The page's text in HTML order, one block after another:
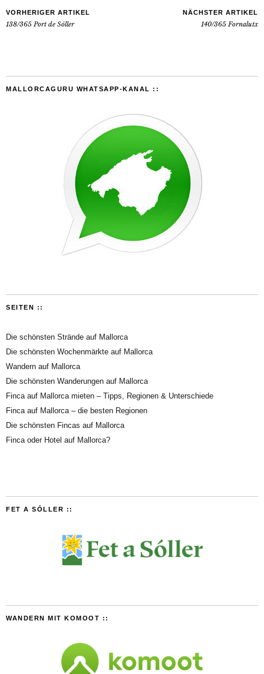
VORHERIGER ARTIKEL
138/365 Port de Sóller
NÄCHSTER ARTIKEL
140/365 Fornalutx
MALLORCAGURU WHATSAPP-KANAL ::
SEITEN ::
Die schönsten Strände auf Mallorca
Die schönsten Wochenmärkte auf Mallorca
Wandern auf Mallorca
Die schönsten Wanderungen auf Mallorca
Finca auf Mallorca mieten – Tipps, Regionen & Unterschiede
Finca auf Mallorca – die besten Regionen
Die schönsten Fincas auf Mallorca
Finca oder Hotel auf Mallorca?
FET A SÓLLER ::
WANDERN MIT KOMOOT ::